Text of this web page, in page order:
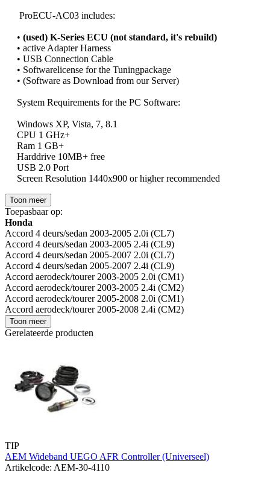
ProECU-AC03 includes:
• (used) K-Series ECU (not standard, it's rebuild)
• active Adapter Harness
• USB Connection Cable
• Softwarelicense for the Tuningpackage
• (Software as Download from our Server)
System Requirements for the PC Software:
Windows XP, Vista, 7, 8.1
CPU 1 GHz+
Ram 1 GB+
Harddrive 10MB+ free
USB 2.0 Port
Screen Resolution 1440x900 or higher recommended
Toon meer
Toepasbaar op:
Honda
Accord 4 deurs/sedan 2003-2005 2.0i (CL7)
Accord 4 deurs/sedan 2003-2005 2.4i (CL9)
Accord 4 deurs/sedan 2005-2007 2.0i (CL7)
Accord 4 deurs/sedan 2005-2007 2.4i (CL9)
Accord aerodeck/tourer 2003-2005 2.0i (CM1)
Accord aerodeck/tourer 2003-2005 2.4i (CM2)
Accord aerodeck/tourer 2005-2008 2.0i (CM1)
Accord aerodeck/tourer 2005-2008 2.4i (CM2)
Toon meer
Gerelateerde producten
TIP
AEM Wideband UEGO AFR Controller (Universeel)
Artikelcode: AEM-30-4110